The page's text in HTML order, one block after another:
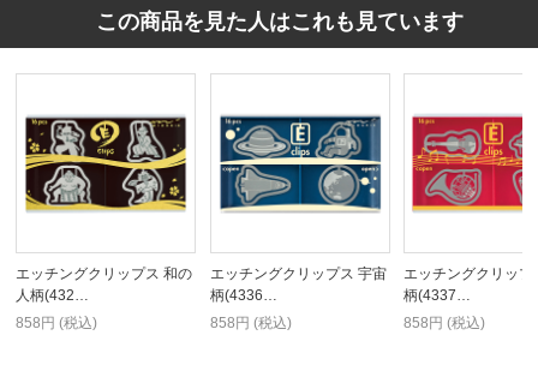
この商品を見た人はこれも見ています
エッチングクリップス 和の
人柄(432…
858円 (税込)
エッチングクリップス 宇宙
柄(4336…
858円 (税込)
エッチングクリップ
柄(4337…
858円 (税込)